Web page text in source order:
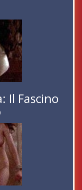
Il Fascino